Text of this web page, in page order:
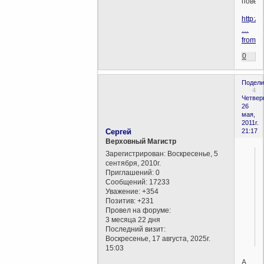
http://
…
0
4
26
мая,
2011г.
21:17
Сергей
Верховный Магистр
Зарегистрирован: Воскресенье, 5
сентября, 2010г.
Приглашений: 0
Сообщений: 17233
Уважение: +354
Позитив: +231
Провел на форуме:
3 месяца 22 дня
Последний визит:
Воскресенье, 17 августа, 2025г.
15:03
А